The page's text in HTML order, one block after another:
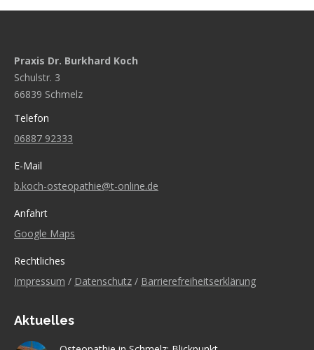
Praxis Dr. Burkhard Koch
Schulstr. 3
66839 Schmelz
Telefon
06887 92333
E-Mail
b.koch-osteopathie@t-online.de
Anfahrt
Google Maps
Rechtliches
Impressum / Datenschutz / Barrierefreiheitserklärung
Aktuelles